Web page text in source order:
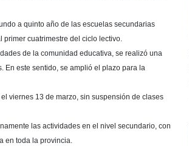
a quinto año de las escuelas secundarias
cuatrimestre del ciclo lectivo.
de la comunidad educativa, se realizó una
este sentido, se amplió el plazo para la
viernes 13 de marzo, sin suspensión de clases
las actividades en el nivel secundario, con
en toda la provincia.